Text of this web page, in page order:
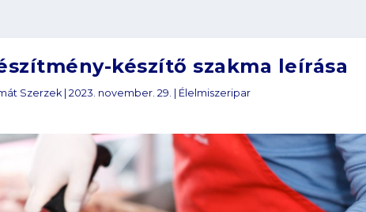
készítő szakma leírása
Szerzek| 2023. november. 29. Élelmiszeripar